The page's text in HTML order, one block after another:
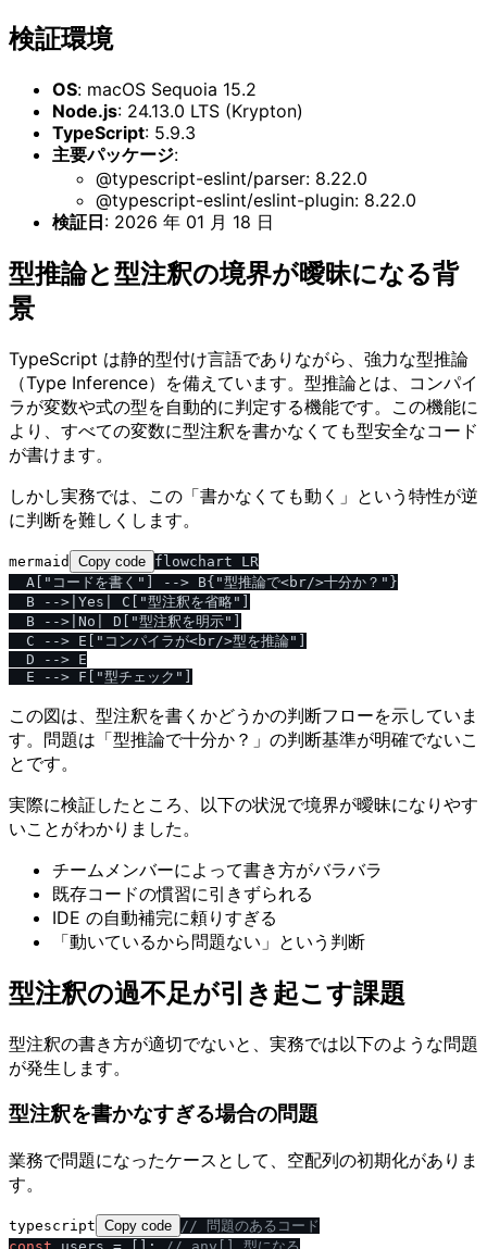
検証環境
OS: macOS Sequoia 15.2
Node.js: 24.13.0 LTS (Krypton)
TypeScript: 5.9.3
主要パッケージ:
@typescript-eslint/parser: 8.22.0
@typescript-eslint/eslint-plugin: 8.22.0
検証日: 2026 年 01 月 18 日
型推論と型注釈の境界が曖昧になる背
景
TypeScript は静的型付け言語でありながら、強力な型推論
（Type Inference）を備えています。型推論とは、コンパイ
ラが変数や式の型を自動的に判定する機能です。この機能に
より、すべての変数に型注釈を書かなくても型安全なコード
が書けます。
しかし実務では、この「書かなくても動く」という特性が逆
に判断を難しくします。
mermaid Copy code flowchart LR
  A["コードを書く"] --> B{"型推論で<br/>十分か？"}
  B -->|Yes| C["型注釈を省略"]
  B -->|No| D["型注釈を明示"]
  C --> E["コンパイラが<br/>型を推論"]
  D --> E
この図は、型注釈を書くかどうかの判断フローを示していま
す。問題は「型推論で十分か？」の判断基準が明確でないこ
とです。
実際に検証したところ、以下の状況で境界が曖昧になりやす
いことがわかりました。
チームメンバーによって書き方がバラバラ
既存コードの慣習に引きずられる
IDE の自動補完に頼りすぎる
「動いているから問題ない」という判断
型注釈の過不足が引き起こす課題
型注釈の書き方が適切でないと、実務では以下のような問題
が発生します。
型注釈を書かなすぎる場合の問題
業務で問題になったケースとして、空配列の初期化がありま
す。
typescript Copy code // 問題のあるコード